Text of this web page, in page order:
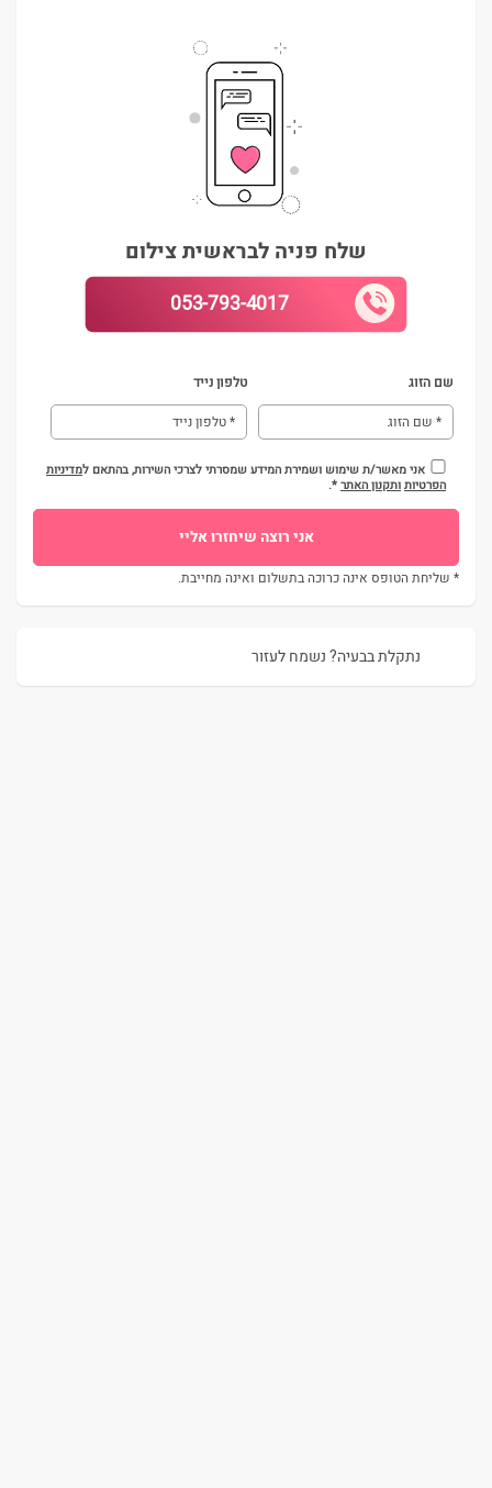
שלח פניה לבראשית צילום
053-793-4017
שם הזוג טלפון נייד
אני מאשר/ת שימוש ושמירת המידע שמסרתי לצרכי השירות, בהתאם למדיניות
הפרטיותותקנון האתר*.
* שליחת הטופס אינה כרוכה בתשלום ואינה מחייבת.
נתקלת בבעיה? נשמח לעזור